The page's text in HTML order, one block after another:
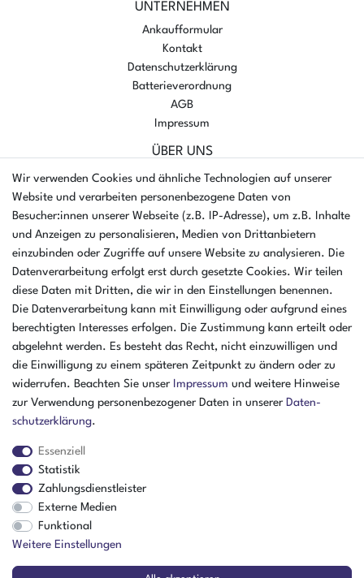
UNTERNEHMEN
Ankaufformular
Kontakt
Datenschutzerklärung
Batterieverordnung
AGB
Impressum
ÜBER UNS
AMIKON GMBH
Einsteinstr. 8a
46325 Borken
Deutschland
Öffnungszeiten Montag - Donnerstag
07:30 - 16:00 Uhr
Öffnungszeiten Freitag
07:30 - 15:00 Uhr
Wir verwenden Cookies und ähnliche Technologien auf unserer
Website und verarbeiten personenbezogene Daten von
Besucher:innen unserer Webseite (z.B. IP-Adresse), um z.B. Inhalte
und Anzeigen zu personalisieren, Medien von Drittanbietern
einzubinden oder Zugriffe auf unsere Website zu analysieren. Die
Datenverarbeitung erfolgt erst durch gesetzte Cookies. Wir teilen
diese Daten mit Dritten, die wir in den Einstellungen benennen.
Die Datenverarbeitung kann mit Einwilligung oder aufgrund eines
berechtigten Interesses erfolgen. Die Zustimmung kann erteilt oder
abgelehnt werden. Es besteht das Recht, nicht einzuwilligen und
die Einwilligung zu einem späteren Zeitpunkt zu ändern oder zu
widerrufen. Beachten Sie unser Impressum und weitere Hinweise
zur Verwendung personenbezogener Daten in unserer Daten­
schutz­erklärung.
Essenziell
Statistik
Zahlungsdienstleister
Externe Medien
Funktional
Weitere Einstellungen